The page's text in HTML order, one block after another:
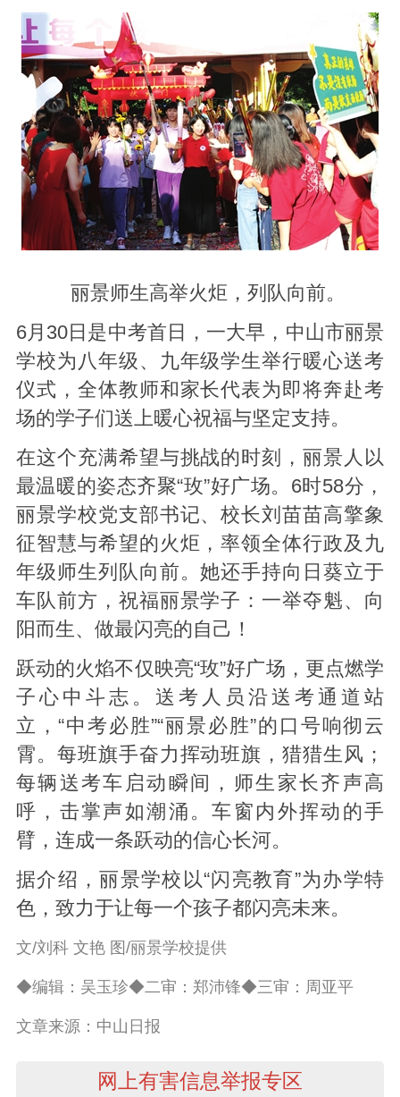
丽景师生高举火炬，列队向前。
6月30日是中考首日，一大早，中山市丽景
学校为八年级、九年级学生举行暖心送考
仪式，全体教师和家长代表为即将奔赴考
场的学子们送上暖心祝福与坚定支持。
在这个充满希望与挑战的时刻，丽景人以
最温暖的姿态齐聚“玫”好广场。6时58分，
丽景学校党支部书记、校长刘苗苗高擎象
征智慧与希望的火炬，率领全体行政及九
年级师生列队向前。她还手持向日葵立于
车队前方，祝福丽景学子：一举夺魁、向
阳而生、做最闪亮的自己！
跃动的火焰不仅映亮“玫”好广场，更点燃学
子心中斗志。送考人员沿送考通道站
立，“中考必胜”“丽景必胜”的口号响彻云
霄。每班旗手奋力挥动班旗，猎猎生风；
每辆送考车启动瞬间，师生家长齐声高
呼，击掌声如潮涌。车窗内外挥动的手
臂，连成一条跃动的信心长河。
据介绍，丽景学校以“闪亮教育”为办学特
色，致力于让每一个孩子都闪亮未来。
文/刘科 文艳 图/丽景学校提供
◆编辑：吴玉珍◆二审：郑沛锋◆三审：周亚平
文章来源：中山日报
网上有害信息举报专区